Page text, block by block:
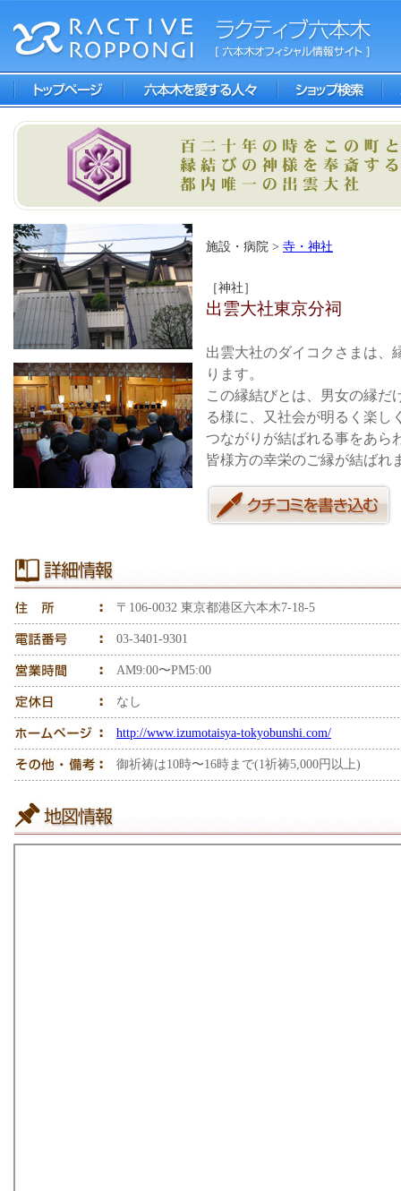
施設・病院 > 寺・神社
［神社］
出雲大社東京分祠
出雲大社のダイコクさまは、
ります。
この縁結びとは、男女の縁だ
る様に、又社会が明るく楽し
つながりが結ばれる事をあら
皆様方の幸栄のご縁が結ばれ
〒106-0032 東京都港区六本木7-18-5
03-3401-9301
AM9:00〜PM5:00
なし
http://www.izumotaisya-tokyobunshi.com/
御祈祷は10時〜16時まで(1祈祷5,000円以上)